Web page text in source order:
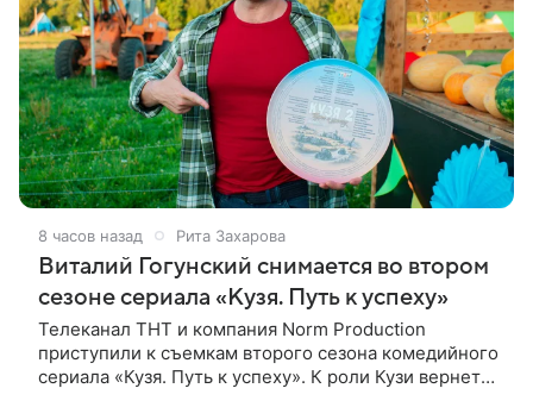
8 часов назад Рита Захарова
Виталий Гогунский снимается во втором
сезоне сериала «Кузя. Путь к успеху»
Телеканал ТНТ и компания Norm Production
приступили к съемкам второго сезона комедийного
сериала «Кузя. Путь к успеху». К роли Кузи вернется